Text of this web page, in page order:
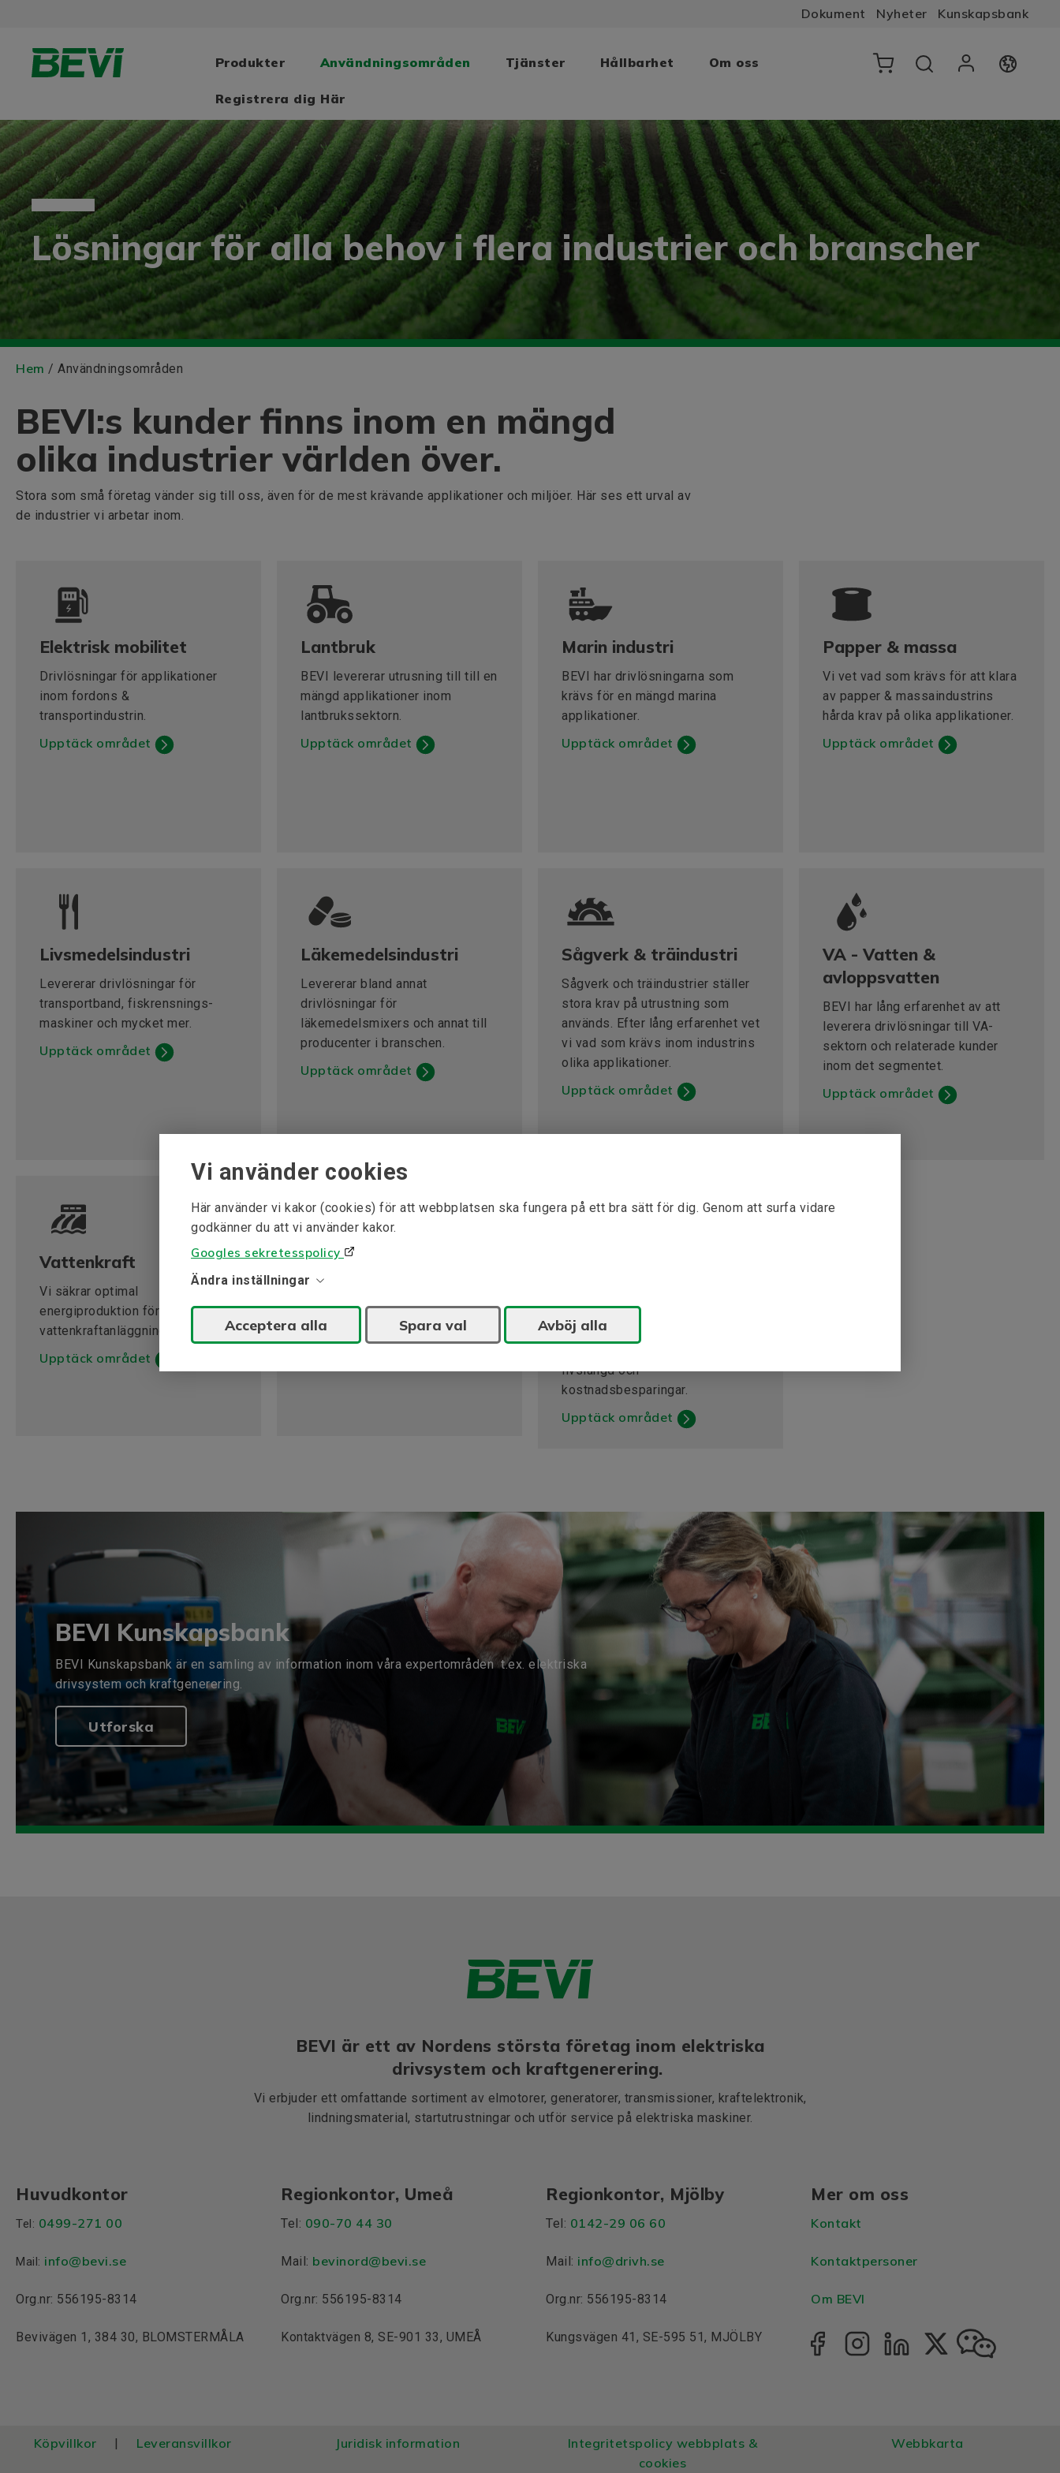
Vi använder cookies
Här använder vi kakor (cookies) för att webbplatsen ska fungera på ett bra sätt för dig. Genom att surfa vidare
godkänner du att vi använder kakor.
Googles sekretesspolicy
Ändra inställningar
Acceptera alla Spara val Avböj alla
Dokument Nyheter Kunskapsbank
Produkter Användningsområden Tjänster Hållbarhet Om oss
Registrera dig Här
Lösningar för alla behov i flera industrier och branscher
Hem / Användningsområden
BEVI:s kunder finns inom en mängd
olika industrier världen över.
Stora som små företag vänder sig till oss, även för de mest krävande applikationer och miljöer. Här ses ett urval av
de industrier vi arbetar inom.
Elektrisk mobilitet
Drivlösningar för applikationer
inom fordons &
transportindustrin.
Upptäck området
Lantbruk
BEVI levererar utrusning till till en
mängd applikationer inom
lantbrukssektorn.
Upptäck området
Marin industri
BEVI har drivlösningarna som
krävs för en mängd marina
applikationer.
Upptäck området
Papper & massa
Vi vet vad som krävs för att klara
av papper & massaindustrins
hårda krav på olika applikationer.
Upptäck området
Livsmedelsindustri
Levererar drivlösningar för
transportband, fiskrensnings-
maskiner och mycket mer.
Upptäck området
Läkemedelsindustri
Levererar bland annat
drivlösningar för
läkemedelsmixers och annat till
producenter i branschen.
Upptäck området
Sågverk & träindustri
Sågverk och träindustrier ställer
stora krav på utrustning som
används. Efter lång erfarenhet vet
vi vad som krävs inom industrins
olika applikationer.
Upptäck området
VA - Vatten &
avloppsvatten
BEVI har lång erfarenhet av att
leverera drivlösningar till VA-
sektorn och relaterade kunder
inom det segmentet.
Upptäck området
Vattenkraft
Vi säkrar optimal
energiproduktion för din
vattenkraftanläggning.
Upptäck området
Vindkraft
vindkraftverk för både service,
komponenter och konsultation.
många fördelar för ditt HVAC-
system, såsom
livslängd och
kostnadsbesparingar.
Upptäck området
BEVI Kunskapsbank
BEVI Kunskapsbank är en samling av information inom våra expertområden t.ex. elektriska
drivsystem och kraftgenerering.
Utforska
BEVI är ett av Nordens största företag inom elektriska
drivsystem och kraftgenerering.
Vi erbjuder ett omfattande sortiment av elmotorer, generatorer, transmissioner, kraftelektronik,
lindningsmaterial, startutrustningar och utför service på elektriska maskiner.
Huvudkontor
Tel: 0499-271 00
Mail: info@bevi.se
Org.nr: 556195-8314
Bevivägen 1, 384 30, BLOMSTERMÅLA
Regionkontor, Umeå
Tel: 090-70 44 30
Mail: bevinord@bevi.se
Org.nr: 556195-8314
Kontaktvägen 8, SE-901 33, UMEÅ
Regionkontor, Mjölby
Tel: 0142-29 06 60
Mail: info@drivh.se
Org.nr: 556195-8314
Kungsvägen 41, SE-595 51, MJÖLBY
Mer om oss
Kontakt
Kontaktpersoner
Om BEVI
Köpvillkor Leveransvillkor Juridisk information
Integritetspolicy webbplats &
cookies
Webbkarta